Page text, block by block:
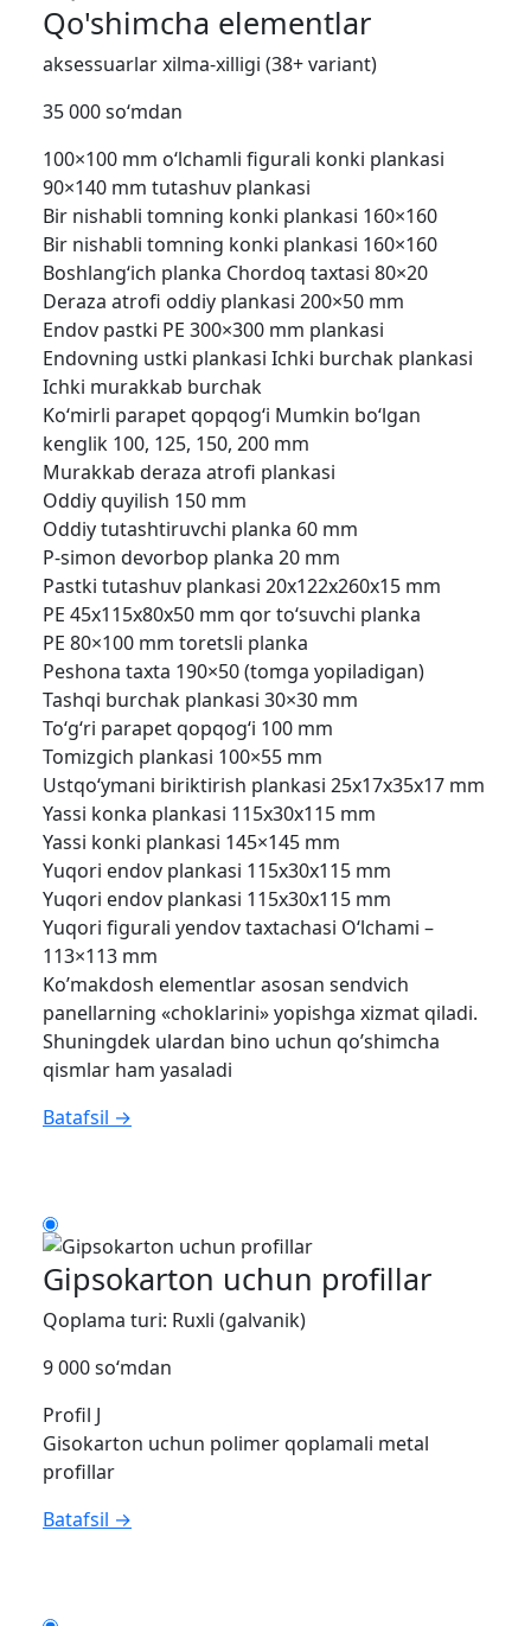
Qo'shimcha elementlar
aksessuarlar xilma-xilligi (38+ variant)
35 000 so‘mdan
100×100 mm o‘lchamli figurali konki plankasi
90×140 mm tutashuv plankasi
Bir nishabli tomning konki plankasi 160×160
Bir nishabli tomning konki plankasi 160×160
Boshlang‘ich planka Chordoq taxtasi 80×20
Deraza atrofi oddiy plankasi 200×50 mm
Endov pastki PE 300×300 mm plankasi
Endovning ustki plankasi Ichki burchak plankasi
Ichki murakkab burchak
Ko‘mirli parapet qopqog‘i Mumkin bo‘lgan
kenglik 100, 125, 150, 200 mm
Murakkab deraza atrofi plankasi
Oddiy quyilish 150 mm
Oddiy tutashtiruvchi planka 60 mm
P-simon devorbop planka 20 mm
Pastki tutashuv plankasi 20x122x260x15 mm
PE 45x115x80x50 mm qor to‘suvchi planka
PE 80×100 mm toretsli planka
Peshona taxta 190×50 (tomga yopiladigan)
Tashqi burchak plankasi 30×30 mm
To‘g‘ri parapet qopqog‘i 100 mm
Tomizgich plankasi 100×55 mm
Ustqo‘ymani biriktirish plankasi 25x17x35x17 mm
Yassi konka plankasi 115x30x115 mm
Yassi konki plankasi 145×145 mm
Yuqori endov plankasi 115x30x115 mm
Yuqori endov plankasi 115x30x115 mm
Yuqori figurali yendov taxtachasi O‘lchami –
113×113 mm
Ko’makdosh elementlar asosan sendvich
panellarning «choklarini» yopishga xizmat qiladi.
Shuningdek ulardan bino uchun qo’shimcha
qismlar ham yasaladi
Batafsil →
Gipsokarton uchun profillar
Qoplama turi: Ruxli (galvanik)
9 000 so‘mdan
Profil J
Gisokarton uchun polimer qoplamali metal
profillar
Batafsil →